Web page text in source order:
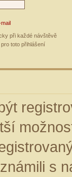
při každé návštěvě
toto přihlášení
s